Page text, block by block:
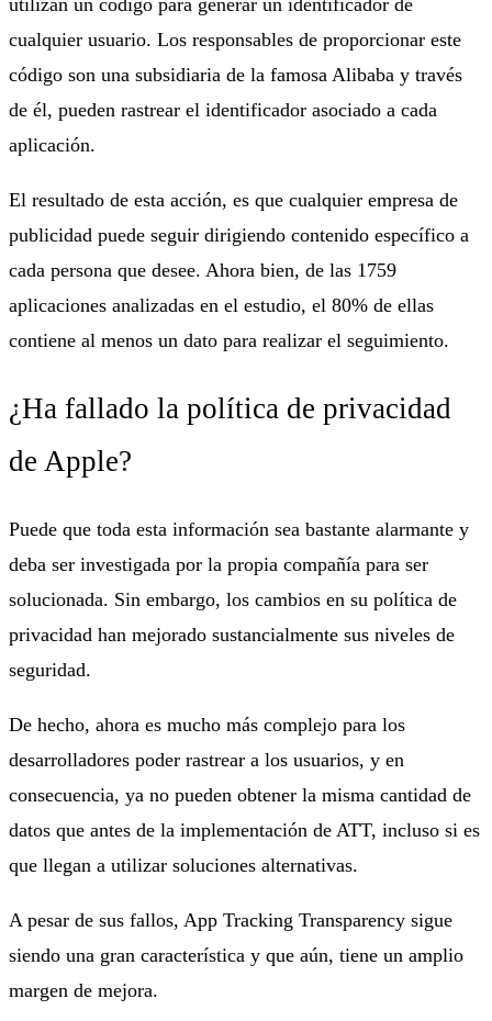
cualquier usuario. Los responsables de proporcionar este
código son una subsidiaria de la famosa Alibaba y través
de él, pueden rastrear el identificador asociado a cada
aplicación.
El resultado de esta acción, es que cualquier empresa de
publicidad puede seguir dirigiendo contenido específico a
cada persona que desee. Ahora bien, de las 1759
aplicaciones analizadas en el estudio, el 80% de ellas
contiene al menos un dato para realizar el seguimiento.
¿Ha fallado la política de privacidad
de Apple?
Puede que toda esta información sea bastante alarmante y
deba ser investigada por la propia compañía para ser
solucionada. Sin embargo, los cambios en su política de
privacidad han mejorado sustancialmente sus niveles de
seguridad.
De hecho, ahora es mucho más complejo para los
desarrolladores poder rastrear a los usuarios, y en
consecuencia, ya no pueden obtener la misma cantidad de
datos que antes de la implementación de ATT, incluso si es
que llegan a utilizar soluciones alternativas.
A pesar de sus fallos, App Tracking Transparency sigue
siendo una gran característica y que aún, tiene un amplio
margen de mejora.